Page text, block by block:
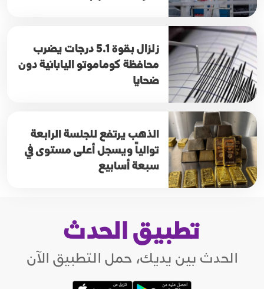
زلزال بقوة 5.1 درجات يضرب
محافظة كوماموتو اليابانية دون
ضحايا
الذهب يرتفع للجلسة الرابعة
توالياً ويسجل أعلى مستوى في
سبعة أسابيع
تطبيق الحدث
الحدث بين يديك، حمل التطبيق الآن